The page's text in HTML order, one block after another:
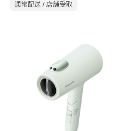
通常配送 / 店舗受取